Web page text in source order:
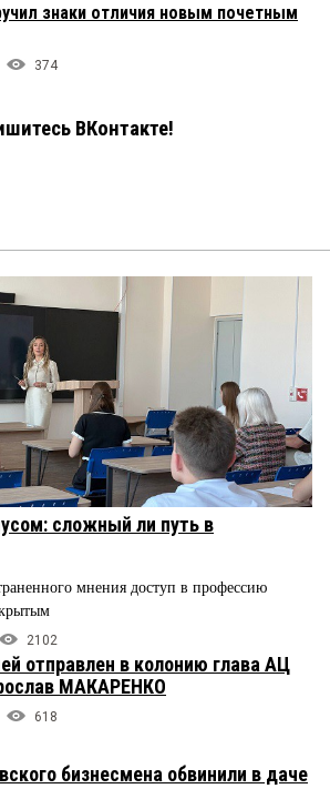
знаки отличия новым почетным
374
ВКонтакте!
сложный ли путь в
мнения доступ в профессию
2102
отправлен в колонию глава АЦ
МАКАРЕНКО
618
бизнесмена обвинили в даче